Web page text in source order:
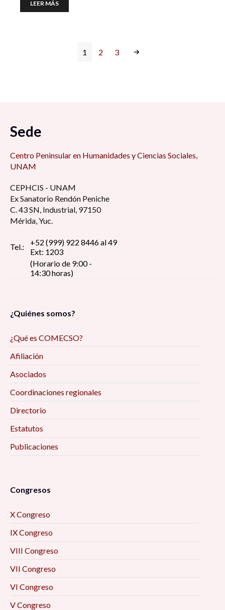
LEER MÁS
1 2 3
Sede
Centro Peninsular en Humanidades y Ciencias Sociales,
UNAM
CEPHCIS - UNAM
Ex Sanatorio Rendón Peniche
C. 43 SN, Industrial, 97150
Mérida, Yuc.
Tel.:
+52 (999) 922 8446 al 49
Ext: 1203
(Horario de 9:00 -
14:30 horas)
¿Quiénes somos?
¿Qué es COMECSO?
Afiliación
Asociados
Coordinaciones regionales
Directorio
Estatutos
Publicaciones
Congresos
X Congreso
IX Congreso
VIII Congreso
VII Congreso
VI Congreso
V Congreso